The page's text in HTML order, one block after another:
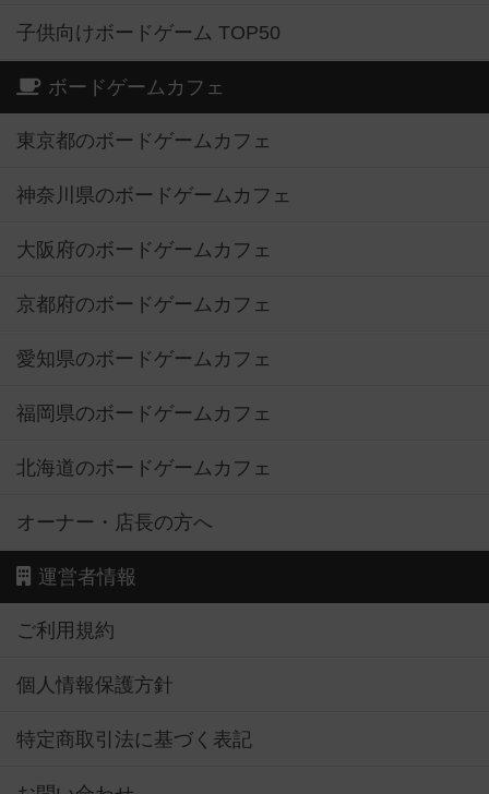
子供向けボードゲーム TOP50
ボードゲームカフェ
東京都のボードゲームカフェ
神奈川県のボードゲームカフェ
大阪府のボードゲームカフェ
京都府のボードゲームカフェ
愛知県のボードゲームカフェ
福岡県のボードゲームカフェ
北海道のボードゲームカフェ
オーナー・店長の方へ
運営者情報
ご利用規約
個人情報保護方針
特定商取引法に基づく表記